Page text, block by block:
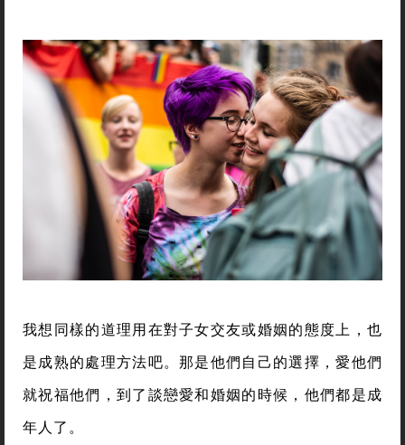
我想同樣的道理用在對子女交友或婚姻的態度上，也
是成熟的處理方法吧。那是他們自己的選擇，愛他們
就祝福他們，到了談戀愛和婚姻的時候，他們都是成
年人了。